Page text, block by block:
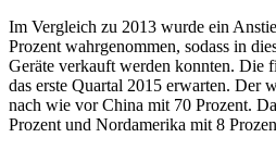
Im Vergleich zu 2013 wurde ein
Prozent wahrgenommen, sodass in
Geräte verkauft werden konnten. Die
das erste Quartal 2015 erwarten. Der
nach wie vor China mit 70 Prozent.
Prozent und Nordamerika mit 8